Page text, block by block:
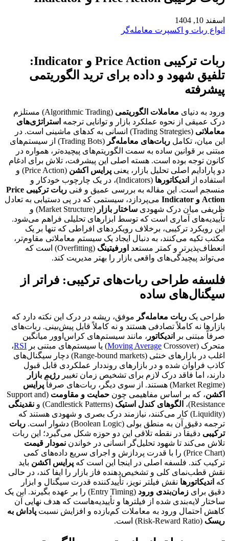
اسفند 10, 1404
انواع ربات و اکسپرت معامله‌گر
ربات ترکیبی Price Action و Indicator:
تلفیق شهود و داده برای ترید الگوریتمی
پیشرفته
ورود به دنیای معاملات الگوریتمی
(Algorithmic Trading) مستلزم
درک عمیقی از نحوه عملکرد بازار و توانایی ترجمه استراتژی‌های
معاملاتی
(Trading Strategies) انسانی به کدهای ماشینی است. در
این میان، تکامل ربات‌های معامله‌گر
(Trading Bots) از سیستم‌های
مبتنی بر قوانین ساده به سمت الگوریتم‌های پیچیده‌تر، همواره در
کانون توجه بوده است. هسته اصلی این پیشرفت، تلاش برای ادغام
دو پارادایم اصلی تحلیل بازار، یعنی پرایس اکشن
(Price Action) و
استفاده از
اندیکاتورها
(Indicators)، در یک چارچوب خودکار و
منسجم است. این مقاله به بررسی عمیق و فنی
ربات ترکیبی Price
Action و Indicator
می‌پردازد، سیستمی که در پی دستیابی به تعادل
ظریفی میان درک شهودی ساختار بازار
(Market Structure) و
تأییدیه‌های آماری است که توسط ابزارهای تحلیلی فراهم می‌شود.
این رویکرد ترکیبی، برخلاف رویکردهای افراطی که تنها بر یک
مکتب تکیه می‌کنند، به دنبال ایجاد یک سیستم معاملاتی مقاوم‌تر،
انعطاف‌پذیرتر و کمتر مستعد اورفیتینگ
(Overfitting) است که
می‌تواند پیچیدگی‌های واقعی بازار را بهتر مدیریت کند.
فلسفه طراحی ربات‌های ترکیبی: فراتر از
سیگنال‌های ساده
طراحی یک ربات معامله‌گر موفق، ریشه در درک این نکته دارد که
بازارها نه کاملاً تصادفی هستند و نه کاملاً قابل پیش‌بینی. ربات‌های
صرفاً مبتنی بر
اندیکاتور ، مانند سیستم‌های کراس‌اوور میانگین
متحرک (
Moving Average Crossover) یا سیستم‌های مبتنی بر RSI،
اغلب در بازارهای خنثی (Range-bound markets) دچار سیگنال‌های
کاذب فراوان شده و در بازارهای رونددار عملکردی قابل قبول
دارند، اما فاقد درک لازم برای تشخیص زمان تغییر رژیم بازار
(Market Regime) هستند. از سوی دیگر، ربات‌های صرفاً
پرایس
اکشن، که بر اساس مفاهیمی چون حمایت و مقاومت
(Support and
Resistance)،
الگوهای کندل استیک (Candlestick Patterns) و
نقدینگی
(Liquidity) کار می‌کنند، نیازمند درک بصری و شهودی هستند که
ترجمه دقیق آن به منطق بولی (Boolean Logic) دشوار است.
ربات
ترکیبی دقیقاً در نقطه تلاقی این دو حوزه شکل می‌گیرد؛ این ربات
تلاش می‌کند تا شهود تحلیل‌گر انسانی در خواندن نمودار قیمت
(Price Chart) را با قدرت پردازش و اجرای سریع داده‌های کمی
ترکیب کند. فلسفه اصلی در اینجا این است که پرایس اکشن باید
نقش قطب‌نمای کلی و تشخیص‌دهنده فاز بازار را ایفا کند، در حالی
که اندیکاتورها نقش فیلتر نویز، تأییدکننده قدرت سیگنال و ابزار
دقیق برای زمان‌بندی ورود
(Entry Timing) را بر عهده بگیرند. این یک
ساختار لایه‌بندی شده از فیلترها و تأییدیه‌هاست که هدف نهایی آن
کاهش احتمال ورود به معاملات کم‌بازده و افزایش نسبت پاداش به
ریسک (Risk-Reward Ratio) است.